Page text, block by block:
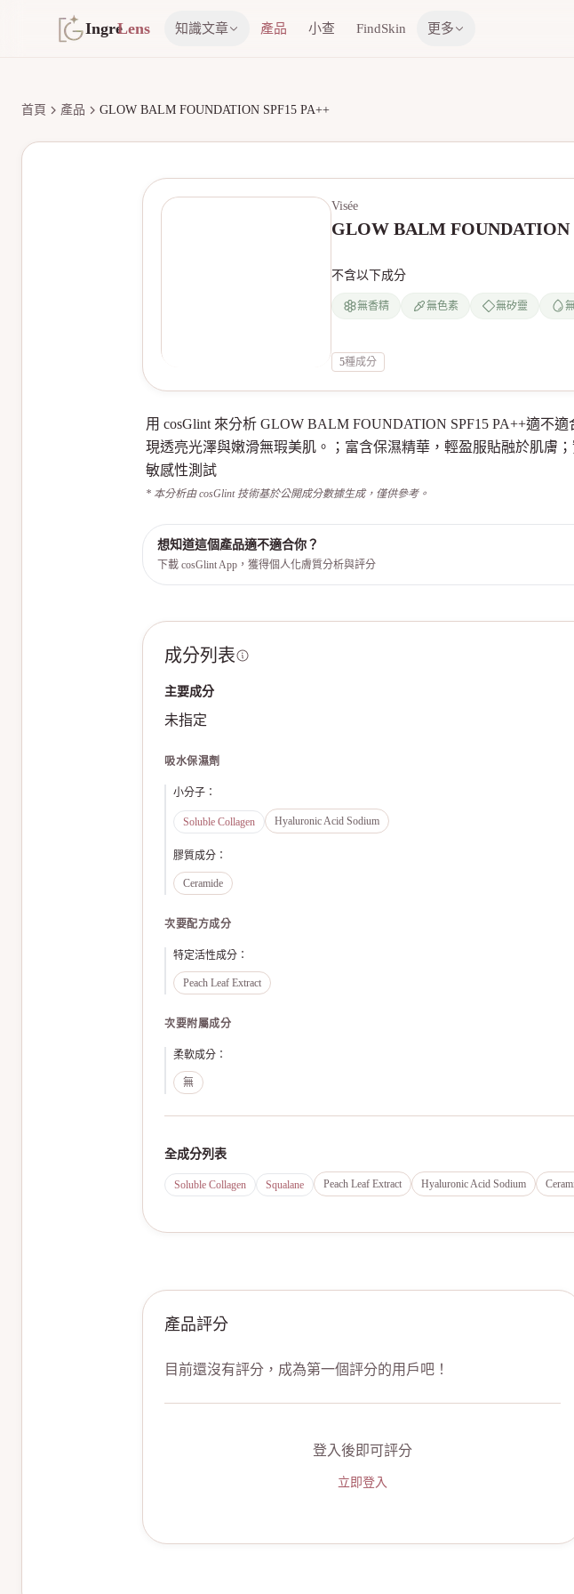
IngreLens 知識文章 產品 小查 FindSkin 更多
首頁 產品 GLOW BALM FOUNDATION SPF15 PA++
Visée
GLOW BALM FOUNDATION
不含以下成分
無香精 無色素 無矽靈
5種成分
用 cosGlint 來分析 GLOW BALM FOUNDATION SPF15 PA++適不
現透亮光澤與嫩滑無瑕美肌。；富含保濕精華，輕盈服貼融於肌膚
敏感性測試
* 本分析由 cosGlint 技術基於公開成分數據生成，僅供參考。
想知道這個產品適不適合你？
下載 cosGlint App，獲得個人化膚質分析與評分
成分列表
主要成分
未指定
吸水保濕劑
小分子 ：
Soluble Collagen Hyaluronic Acid Sodium
膠質成分 ：
Ceramide
次要配方成分
特定活性成分 ：
Peach Leaf Extract
次要附屬成分
柔軟成分 ：
無
全成分列表
Soluble Collagen Squalane Peach Leaf Extract Hyaluronic Acid Sodium
產品評分
目前還沒有評分，成為第一個評分的用戶吧！
登入後即可評分
立即登入